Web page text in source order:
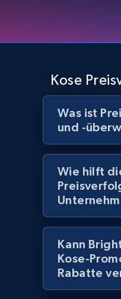
Home Depot US -
URL, Domain,
Sku, Product id,
and more.
Home Depot US -
specific category URL
Kose
Was ist
und -
Wie hilft
Kann
Kose-
Rabatte